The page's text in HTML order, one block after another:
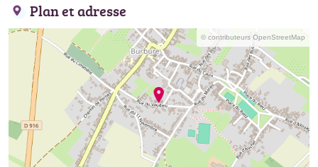
Plan et adresse
© contributeurs OpenStreetMap